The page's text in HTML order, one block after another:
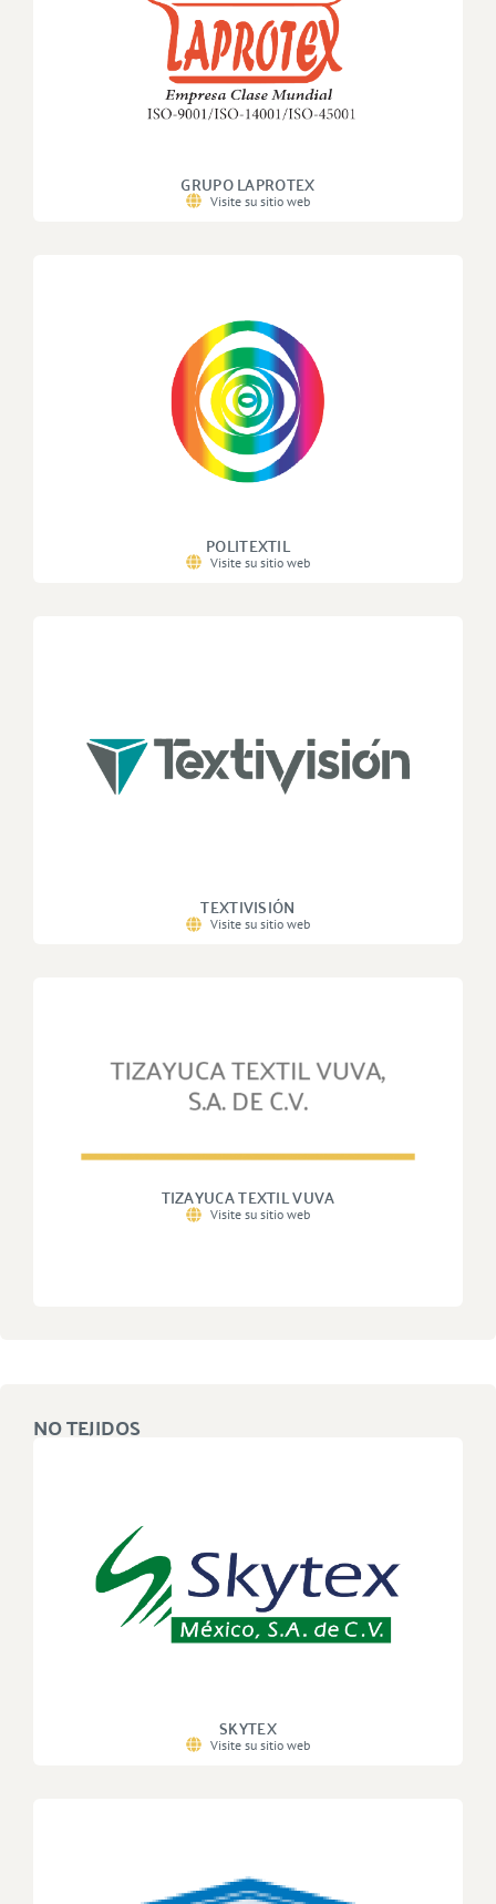
GRUPO LAPROTEX
Visite su sitio web
POLITEXTIL
Visite su sitio web
TEXTIVISIÓN
Visite su sitio web
TIZAYUCA TEXTIL VUVA
Visite su sitio web
NO TEJIDOS
SKYTEX
Visite su sitio web